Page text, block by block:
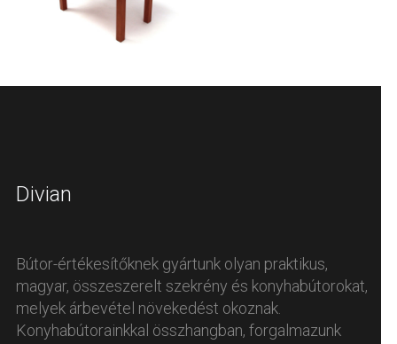
Divian
Bútor-értékesítőknek gyártunk olyan praktikus,
magyar, összeszerelt szekrény és konyhabútorokat,
melyek árbevétel növekedést okoznak.
Konyhabútorainkkal összhangban, forgalmazunk